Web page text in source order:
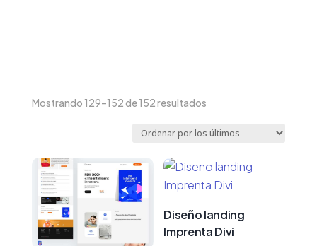
Mostrando 129–152 de 152 resultadosOrdenado
últimos
Diseño landing
Imprenta Divi